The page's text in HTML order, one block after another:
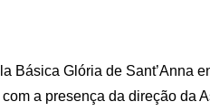
Básica Glória de Sant’Anna
a presença da direção da